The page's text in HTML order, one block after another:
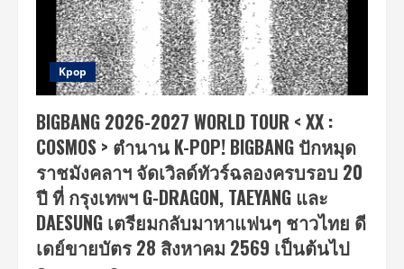
หมุด
ไทย
แลนด์
ฉลอง
10
ปี
เด
บิ
โซโล่
กับ
คอนเสิร์ต
ใหญ่
“Tiffany
Young:
Edge
of
Calm
Tour
in
Bangkok”
Kpop
BIGBANG 2026-2027 WORLD TOUR < XX :
COSMOS > ตำนาน K-POP! BIGBANG ปักหมุด
ราชมังคลาฯ จัดเวิลด์ทัวร์ฉลองครบรอบ 20
ปี ที่ กรุงเทพฯ G-DRAGON, TAEYANG และ
DAESUNG เตรียมกลับมาหาแฟนๆ ชาวไทย ดี
เดย์ขายบัตร 28 สิงหาคม 2569 เป็นต้นไป